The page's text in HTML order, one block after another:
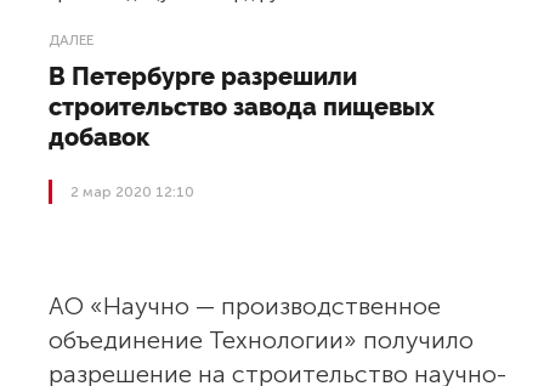
ДАЛЕЕ
В Петербурге разрешили
строительство завода пищевых
добавок
2 мар 2020 12:10
АО «Научно — производственное
объединение Технологии» получило
разрешение на строительство научно-